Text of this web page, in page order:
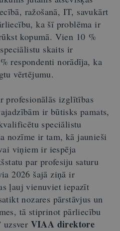
ražošanā, IT, savukārt
ka šī problēma ir
kopumā. Vien 10 %
skaits ir
respondenti norādīja, ka
vērtējumu.
profesionālās izglītības
ir būtisks pamats,
speciālistu
nozīme ir tam, kā jaunieši
viņiem ir iespēja
par profesiju saturu
2026 šajā ziņā ir
ļauj vienuviet iepazīt
nozares pārstāvjus un
tā stiprinot pārliecību
uzsver VIAA direktore